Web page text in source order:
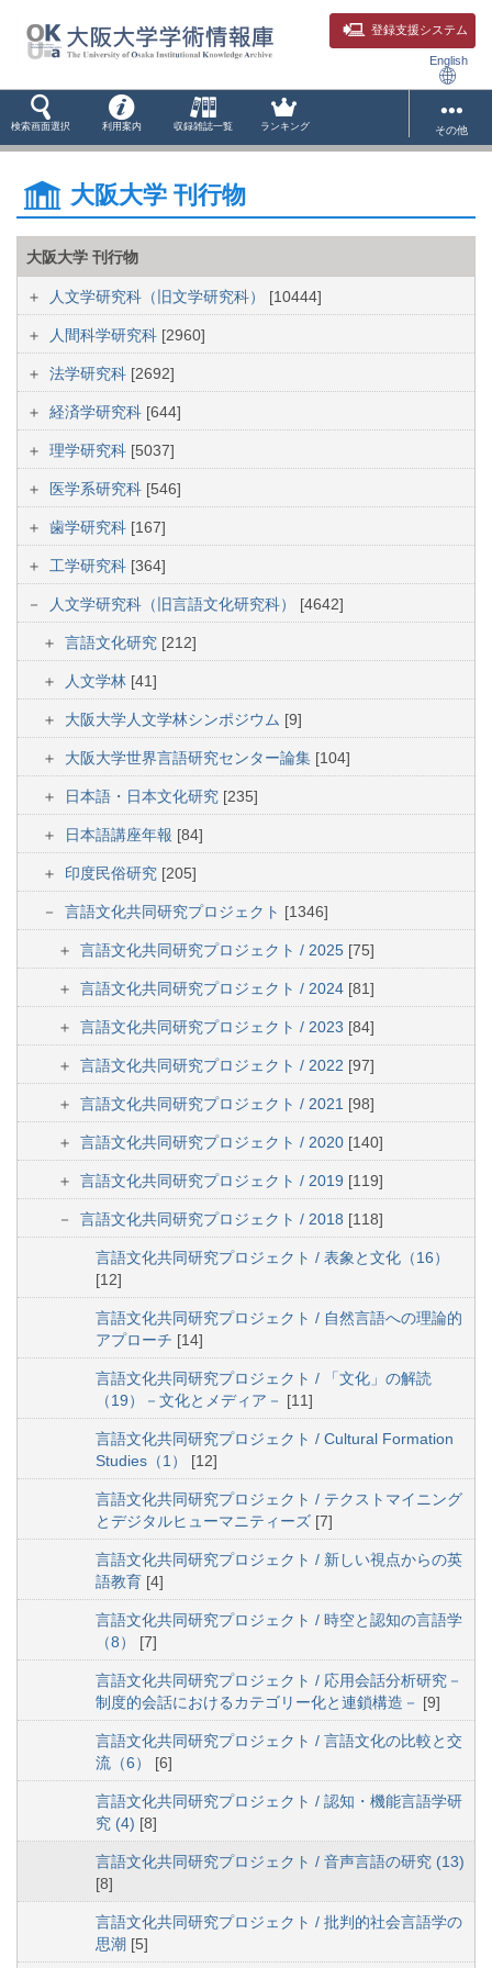
登録支援システム
English
検索画面選択 利用案内 収録雑誌一覧 ランキング その他
大阪大学 刊行物
大阪大学 刊行物
人文学研究科（旧文学研究科） [10444]
人間科学研究科 [2960]
法学研究科 [2692]
経済学研究科 [644]
理学研究科 [5037]
医学系研究科 [546]
歯学研究科 [167]
工学研究科 [364]
人文学研究科（旧言語文化研究科） [4642]
言語文化研究 [212]
人文学林 [41]
大阪大学人文学林シンポジウム [9]
大阪大学世界言語研究センター論集 [104]
日本語・日本文化研究 [235]
日本語講座年報 [84]
印度民俗研究 [205]
言語文化共同研究プロジェクト [1346]
言語文化共同研究プロジェクト / 2025 [75]
言語文化共同研究プロジェクト / 2024 [81]
言語文化共同研究プロジェクト / 2023 [84]
言語文化共同研究プロジェクト / 2022 [97]
言語文化共同研究プロジェクト / 2021 [98]
言語文化共同研究プロジェクト / 2020 [140]
言語文化共同研究プロジェクト / 2019 [119]
言語文化共同研究プロジェクト / 2018 [118]
言語文化共同研究プロジェクト / 表象と文化（16）
[12]
言語文化共同研究プロジェクト / 自然言語への理論的
アプローチ [14]
言語文化共同研究プロジェクト / 「文化」の解読
（19）－文化とメディア－ [11]
言語文化共同研究プロジェクト / Cultural Formation
Studies（1） [12]
言語文化共同研究プロジェクト / テクストマイニング
とデジタルヒューマニティーズ [7]
言語文化共同研究プロジェクト / 新しい視点からの英
語教育 [4]
言語文化共同研究プロジェクト / 時空と認知の言語学
（8） [7]
言語文化共同研究プロジェクト / 応用会話分析研究－
制度的会話におけるカテゴリー化と連鎖構造－ [9]
言語文化共同研究プロジェクト / 言語文化の比較と交
流（6） [6]
言語文化共同研究プロジェクト / 認知・機能言語学研
究 (4) [8]
言語文化共同研究プロジェクト / 音声言語の研究 (13)
[8]
言語文化共同研究プロジェクト / 批判的社会言語学の
思潮 [5]